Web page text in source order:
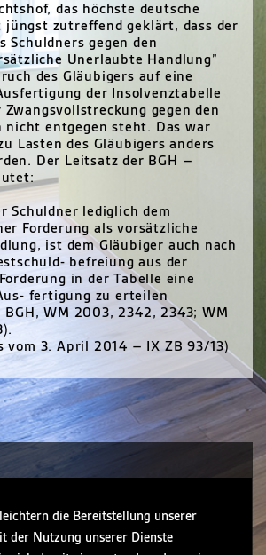
die Bereitstellung unserer
der Nutzung unserer Dienste
das höchste deutsche
zutreffend geklärt, dass der
Schuldners gegen den
Unerlaubte Handlung”
des Gläubigers auf eine
der Insolvenztabelle
Zwangsvollstreckung gegen den
nicht entgegen steht. Das war
Lasten des Gläubigers anders
Der Leitsatz der BGH –
Schuldner lediglich dem
Forderung als vorsätzliche
ist dem Gläubiger auch nach
befreiung aus der
in der Tabelle eine
fertigung zu erteilen
WM 2003, 2342, 2343; WM
vom 3. April 2014 – IX ZB 93/13)
Scholl Platz 6 / Hanau
0